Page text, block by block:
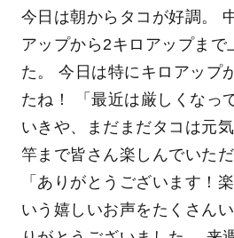
今日は朝からタコが好調。
アップから2キロアップまで
た。 今日は特にキロアップ
たね！ 「最近は厳しくなっ
いきや、まだまだタコは元
竿まで皆さん楽しんでいた
「ありがとうございます！
いう嬉しいお声をたくさん